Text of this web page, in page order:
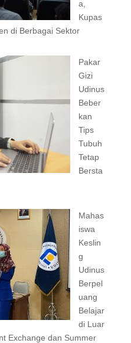
a,
Kupas
di Berbagai Sektor
Pakar
Gizi
Udinus
Beber
kan
Tips
Tubuh
Tetap
Bersta
Mahas
iswa
Keslin
g
Udinus
Berpel
uang
Belajar
di Luar
Exchange dan Summer